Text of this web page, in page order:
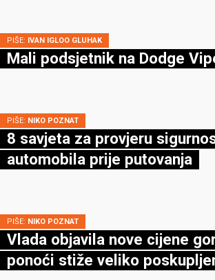
PIŠE: IVAN IGLOO GLUHAK
Mali podsjetnik na Dodge
PIŠE: NIKO POZNAT
8 savjeta za provjeru
automobila prije putovanja
PIŠE: NIKO POZNAT
Vlada objavila nove cijene
ponoći stiže veliko